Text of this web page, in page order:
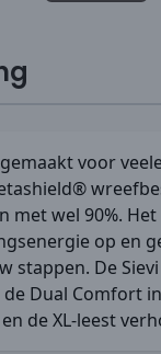
voor
met wel 90%.
op en
stappen. De
Dual Comfort
de XL-leest